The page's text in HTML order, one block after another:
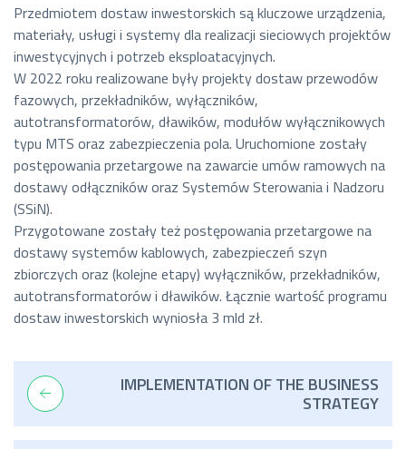
Przedmiotem dostaw inwestorskich są kluczowe urządzenia,
materiały, usługi i systemy dla realizacji sieciowych projektów
inwestycyjnych i potrzeb eksploatacyjnych.
W 2022 roku realizowane były projekty dostaw przewodów
fazowych, przekładników, wyłączników,
autotransformatorów, dławików, modułów wyłącznikowych
typu MTS oraz zabezpieczenia pola. Uruchomione zostały
postępowania przetargowe na zawarcie umów ramowych na
dostawy odłączników oraz Systemów Sterowania i Nadzoru
(SSiN).
Przygotowane zostały też postępowania przetargowe na
dostawy systemów kablowych, zabezpieczeń szyn
zbiorczych oraz (kolejne etapy) wyłączników, przekładników,
autotransformatorów i dławików. Łącznie wartość programu
dostaw inwestorskich wyniosła 3 mld zł.
IMPLEMENTATION OF THE BUSINESS
STRATEGY